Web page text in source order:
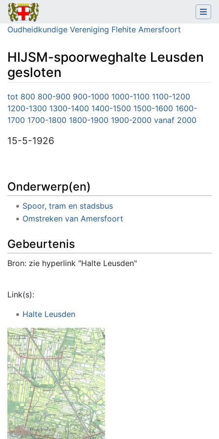
Oudheidkundige Vereniging Flehite Amersfoort
HIJSM-spoorweghalte Leusden
gesloten
Ga naar: navigatie ,zoeken
tot 800 800-900 900-1000 1000-1100 1100-1200
1200-1300 1300-1400 1400-1500 1500-1600 1600-
1700 1700-1800 1800-1900 1900-2000 vanaf 2000
15-5-1926
Onderwerp(en)
Spoor, tram en stadsbus
Omstreken van Amersfoort
Gebeurtenis
Bron: zie hyperlink "Halte Leusden"
Link(s):
Halte Leusden